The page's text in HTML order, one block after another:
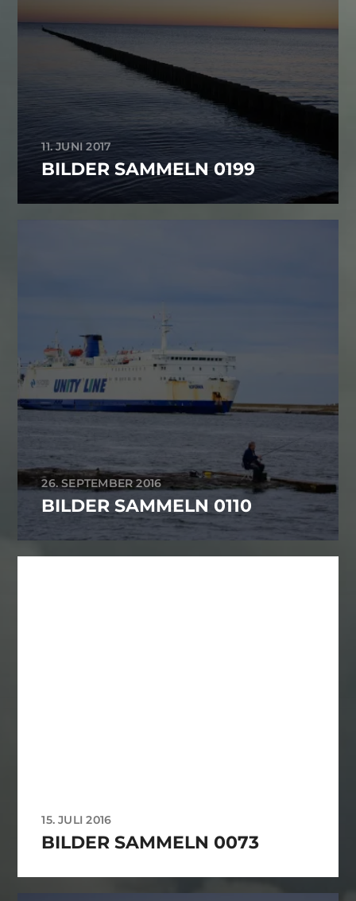
11. JUNI 2017
BILDER SAMMELN 0199
26. SEPTEMBER 2016
BILDER SAMMELN 0110
15. JULI 2016
BILDER SAMMELN 0073